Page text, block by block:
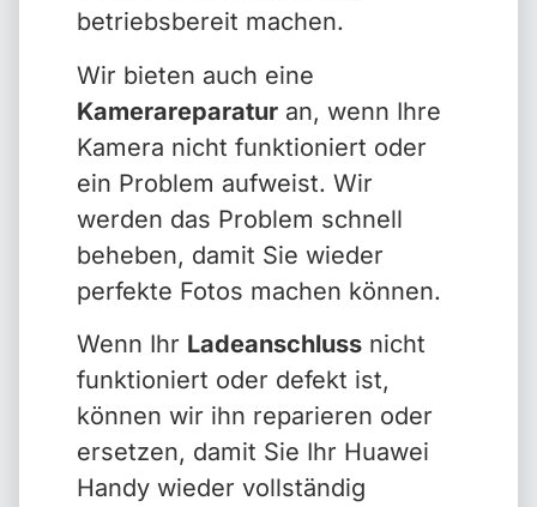
betriebsbereit machen.
Wir bieten auch eine
Kamerareparatur an, wenn Ihre
Kamera nicht funktioniert oder
ein Problem aufweist. Wir
werden das Problem schnell
beheben, damit Sie wieder
perfekte Fotos machen können.
Wenn Ihr Ladeanschluss nicht
funktioniert oder defekt ist,
können wir ihn reparieren oder
ersetzen, damit Sie Ihr Huawei
Handy wieder vollständig